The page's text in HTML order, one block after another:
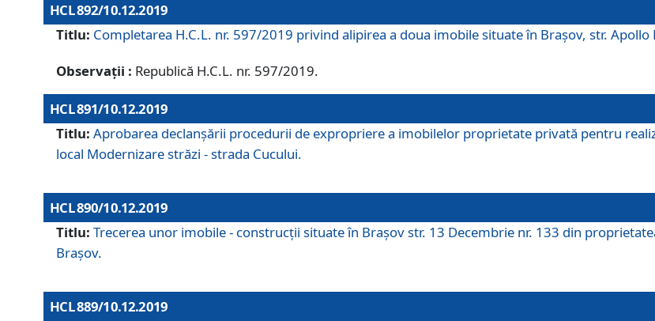
HCL 892/10.12.2019
Titlu: Completarea H.C.L. nr. 597/2019 privind alipirea a doua imobile situate în Brașov, str. Apollo
Observații : Republică H.C.L. nr. 597/2019.
HCL 891/10.12.2019
Titlu: Aprobarea declanșării procedurii de expropriere a imobilelor proprietate privată pentru
local Modernizare străzi - strada Cucului.
HCL 890/10.12.2019
Titlu: Trecerea unor imobile - construcții situate în Brașov str. 13 Decembrie nr. 133 din
Brașov.
HCL 889/10.12.2019